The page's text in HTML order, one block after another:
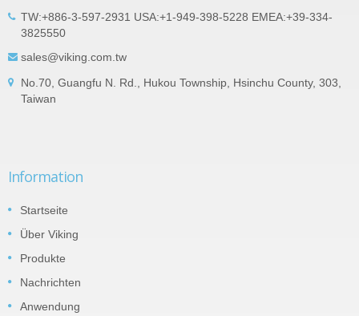
TW:+886-3-597-2931 USA:+1-949-398-5228 EMEA:+39-334-
3825550
sales@viking.com.tw
No.70, Guangfu N. Rd., Hukou Township, Hsinchu County, 303,
Taiwan
Information
Startseite
Über Viking
Produkte
Nachrichten
Anwendung